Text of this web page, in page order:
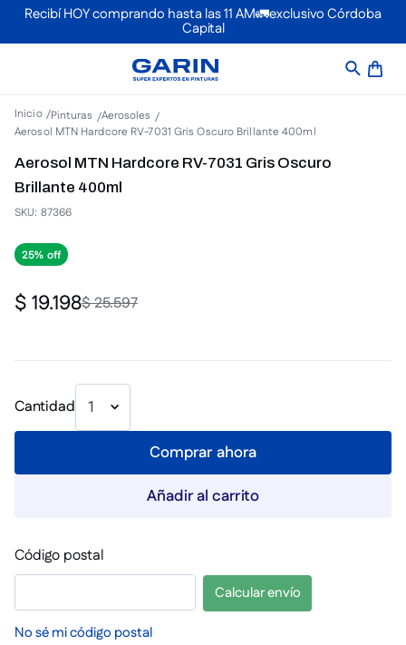
Recibí HOY comprando hasta las 11 AM🚛exclusivo Córdoba
Capital
Pinturas
Aerosoles
Aerosol MTN Hardcore RV-7031 Gris Oscuro Brillante 400ml
Aerosol MTN Hardcore RV-7031 Gris Oscuro
Brillante 400ml
SKU: 87366
25%
$25.597
$19.198
Cantidad 1
Comprar ahora
Añadir al carrito
Código postal
No sé mi código postal
Calcular envío